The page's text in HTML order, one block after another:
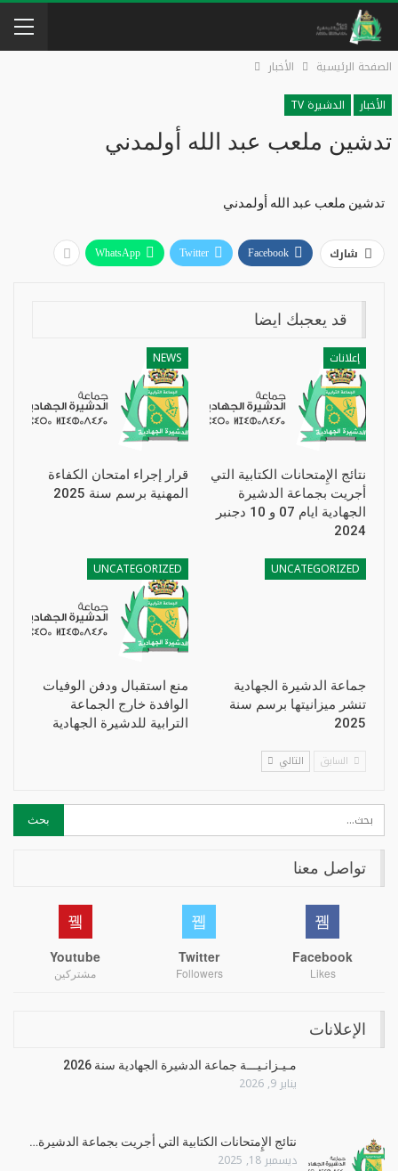
الصفحة الرئيسية
الأخبار
الأخبار
الدشيرة TV
تدشين ملعب عبد الله أولمدني
تدشين ملعب عبد الله أولمدني
شارك Facebook
Twitter
WhatsApp
قد يعجبك ايضا
إعلانات
نتائج الإِمتحانات الكتابية التي
أجريت بجماعة الدشيرة
الجهادية ايام 07 و 10 دجنبر
2024
NEWS
قرار إجراء امتحان الكفاءة
المهنية برسم سنة 2025
UNCATEGORIZED
جماعة الدشيرة الجهادية
تنشر ميزانيتها برسم سنة
2025
UNCATEGORIZED
منع استقبال ودفن الوفيات
الوافدة خارج الجماعة
الترابية للدشيرة الجهادية
السابق التالي
تواصل معنا
Facebook
Likes
Twitter
Followers
Youtube
مشتركين
الإعلانات
مـيـزانـيـــة جماعة الدشيرة الجهادية سنة 2026
يناير 9, 2026
نتائج الإِمتحانات الكتابية التي أجريت بجماعة الدشيرة…
ديسمبر 18, 2025